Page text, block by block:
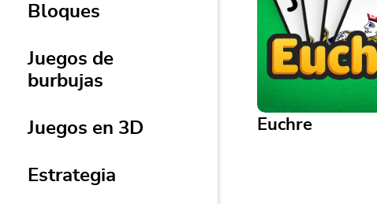
Bloques
Juegos de
burbujas
Juegos en 3D
Estrategia
Euchre